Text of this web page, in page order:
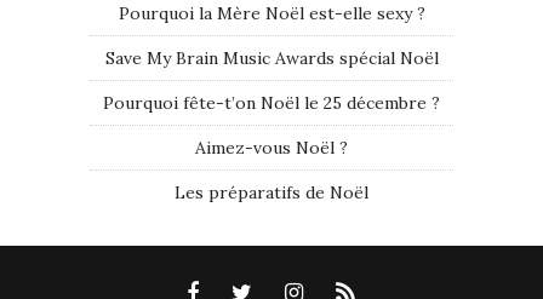
Pourquoi la Mère Noël est-elle sexy ?
Save My Brain Music Awards spécial Noël
Pourquoi fête-t’on Noël le 25 décembre ?
Aimez-vous Noël ?
Les préparatifs de Noël